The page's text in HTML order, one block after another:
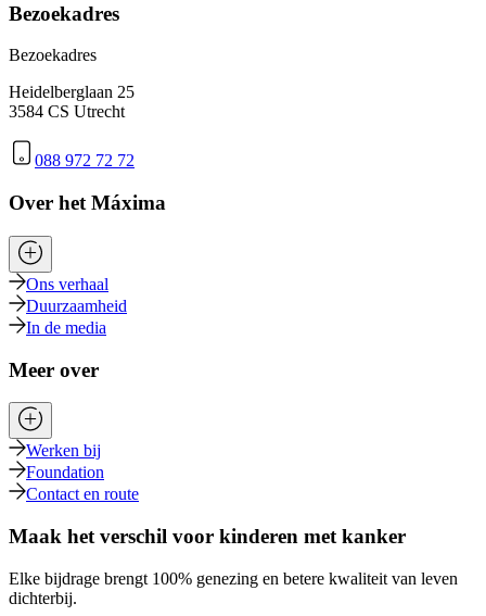
Bezoekadres
Bezoekadres
Heidelberglaan 25
3584 CS Utrecht
088 972 72 72
Over het Máxima
Ons verhaal
Duurzaamheid
In de media
Meer over
Werken bij
Foundation
Contact en route
Maak het verschil voor kinderen met kanker
Elke bijdrage brengt 100% genezing en betere kwaliteit van leven
dichterbij.